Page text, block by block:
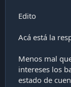
Edito
Acá está la
Menos mal
intereses los
estado de